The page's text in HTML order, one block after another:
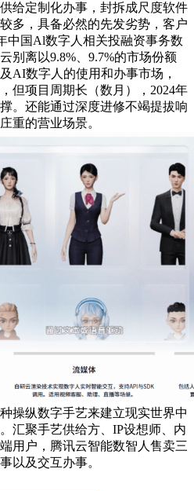
给定制化办事，封拆成尺度软件
多，具备必然的先发劣势，客户
中国Al数字人相关投融资事务数
别离以9.8%、9.7%的市场份额
AI数字人的使用和办事市场，
但项目周期长（数月），2024年
。还能通过深度进修不竭提拔响
重的营业场景。
操纵数字手艺来建立现实世界中
汇聚手艺供给方、IP设想师、内
用户，腾讯云智能数智人售卖三
以及交互办事。